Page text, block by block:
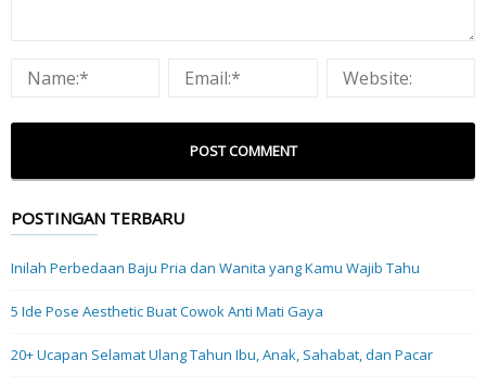
POSTINGAN TERBARU
Inilah Perbedaan Baju Pria dan Wanita yang Kamu Wajib Tahu
5 Ide Pose Aesthetic Buat Cowok Anti Mati Gaya
20+ Ucapan Selamat Ulang Tahun Ibu, Anak, Sahabat, dan Pacar